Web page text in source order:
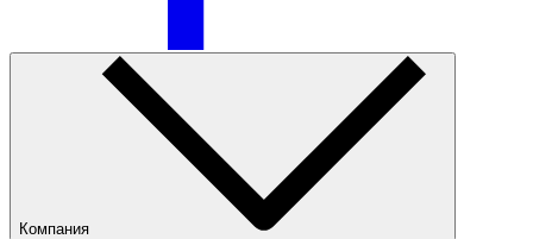
Компания